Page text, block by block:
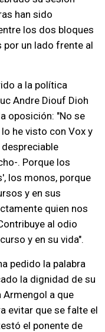
han sido
los dos bloques
por un lado frente al
a la política
Andre Diouf Dioh
oposición: "No se
he visto con Vox y
despreciable
. Porque los
los monos, porque
y en sus
quien nos
al odio
y en su vida".
pedido la palabra
la dignidad de su
Armengol a que
evitar que se falte el
el ponente de